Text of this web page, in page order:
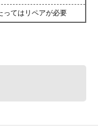
ってはリペアが必要